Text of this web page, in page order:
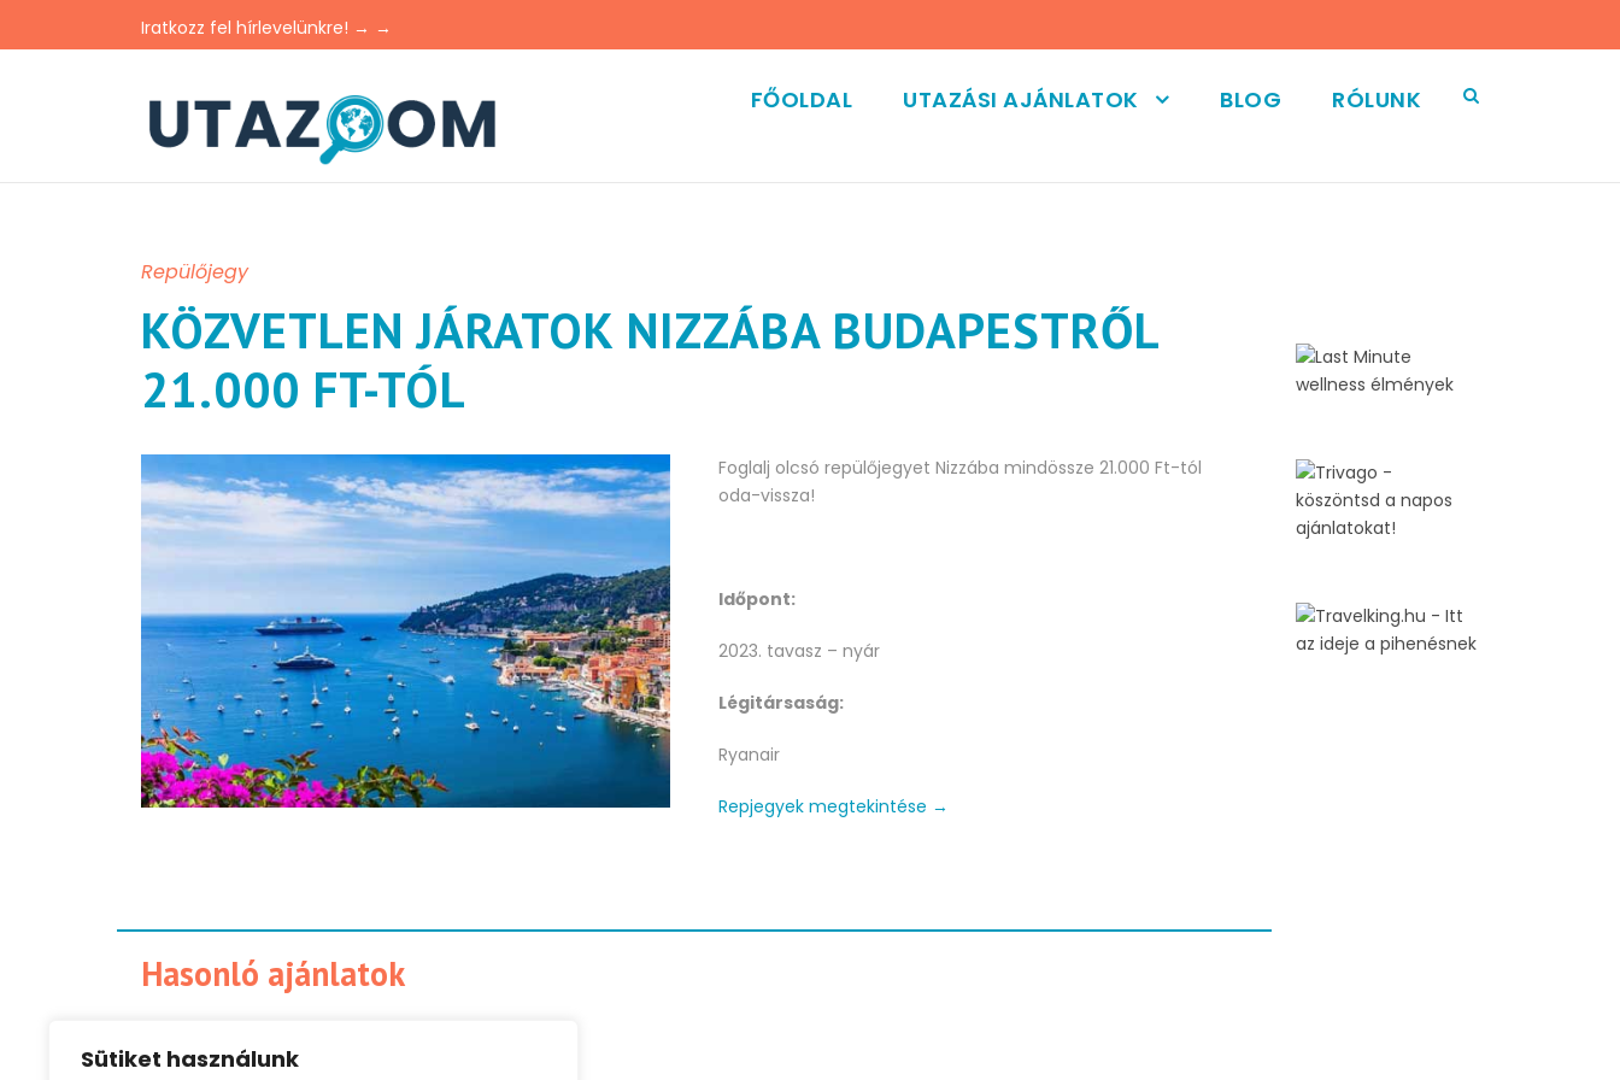
Sütiket használunk
Iratkozz fel hírlevelünkre! → →
FŐOLDAL UTAZÁSI AJÁNLATOK BLOG RÓLUNK
Repülőjegy
KÖZVETLEN JÁRATOK NIZZÁBA BUDAPESTRŐL
21.000 FT-TÓL
Foglalj olcsó repülőjegyet Nizzába mindössze 21.000 Ft-tól
oda-vissza!
Időpont:
2023. tavasz – nyár
Légitársaság:
Ryanair
Repjegyek megtekintése →
Hasonló ajánlatok